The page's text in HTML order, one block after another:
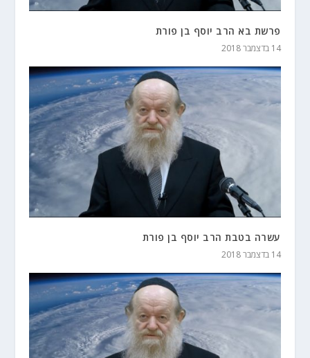
פרשת בא הרב יוסף בן פורת
14 בדצמבר 2018
עשרה בטבת הרב יוסף בן פורת
14 בדצמבר 2018